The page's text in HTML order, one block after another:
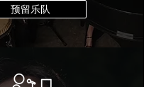
预留乐队